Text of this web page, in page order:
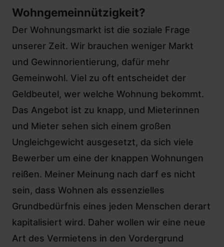
Wohngemeinnützigkeit?
Der Wohnungsmarkt ist die soziale Frage
unserer Zeit. Wir brauchen weniger Markt
und Gewinnorientierung, dafür mehr
Gemeinwohl. Viel zu oft entscheidet der
Geldbeutel, wer welche Wohnung bekommt.
Das Angebot ist zu knapp, und Mieterinnen
und Mieter sehen sich einem großen
Ungleichgewicht ausgesetzt, da sich viele
Bewerber um eine der knappen Wohnungen
reißen. Meiner Meinung nach darf es nicht
sein, dass Wohnen als essenzielles
Grundbedürfnis eines jeden Menschen derart
kapitalisiert wird. Daher wollen wir eine neue
Art des Vermietens in den Vordergrund